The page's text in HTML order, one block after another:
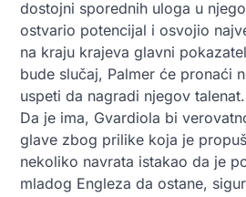
dostojni sporednih uloga u
ostvario potencijal i osvojio
na kraju krajeva glavni
bude slučaj, Palmer će pronaći
uspeti da nagradi njegov talenat.
Da je ima, Gvardiola bi
glave zbog prilike koja je
nekoliko navrata istakao da je
mladog Engleza da ostane,